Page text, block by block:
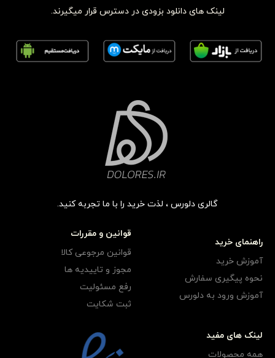
لینک های دانلود بزودی در دسترس قرار میگیرند.
گالری دلورس ، لذت خرید را با ما تجربه کنید.
راهنمای خرید
آموزش خرید
نحوه پیگیری سفارش
آموزش ورود به دلورس
قوانین و مقررات
قوانین مرجوعی کالا
مجوز و تاییدیه ها
رفع مسئولیت
ثبت شکایت
لینک های مفید
همه محصولات